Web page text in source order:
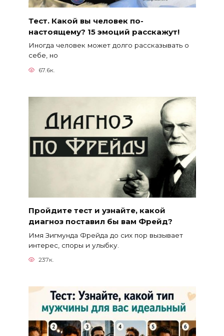
Тест. Какой вы человек по-
настоящему? 15 эмоций расскажут!
Иногда человек может долго рассказывать о
себе, но
67.6к.
Пройдите тест и узнайте, какой
диагноз поставил бы вам Фрейд?
Имя Зигмунда Фрейда до сих пор вызывает
интерес, споры и улыбку.
237к.